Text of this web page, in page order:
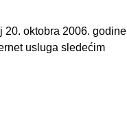
oktobra 2006. godine
usluga sledećim